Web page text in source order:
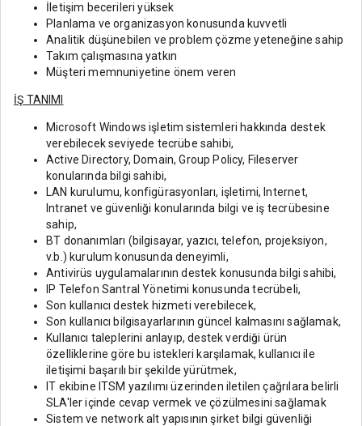
İletişim becerileri yüksek
Planlama ve organizasyon konusunda kuvvetli
Analitik düşünebilen ve problem çözme yeteneğine sahip
Takım çalışmasına yatkın
Müşteri memnuniyetine önem veren
İŞ TANIMI
Microsoft Windows işletim sistemleri hakkında destek
verebilecek seviyede tecrübe sahibi,
Active Directory, Domain, Group Policy, Fileserver
konularında bilgi sahibi,
LAN kurulumu, konfigürasyonları, işletimi, Internet,
Intranet ve güvenliği konularında bilgi ve iş tecrübesine
sahip,
BT donanımları (bilgisayar, yazıcı, telefon, projeksiyon,
v.b.) kurulum konusunda deneyimli,
Antivirüs uygulamalarının destek konusunda bilgi sahibi,
IP Telefon Santral Yönetimi konusunda tecrübeli,
Son kullanıcı destek hizmeti verebilecek,
Son kullanıcı bilgisayarlarının güncel kalmasını sağlamak,
Kullanıcı taleplerini anlayıp, destek verdiği ürün
özelliklerine göre bu istekleri karşılamak, kullanıcı ile
iletişimi başarılı bir şekilde yürütmek,
IT ekibine ITSM yazılımı üzerinden iletilen çağrılara belirli
SLA'ler içinde cevap vermek ve çözülmesini sağlamak
Sistem ve network alt yapısının şirket bilgi güvenliği